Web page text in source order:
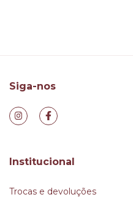
Siga-nos
Institucional
Trocas e devoluções